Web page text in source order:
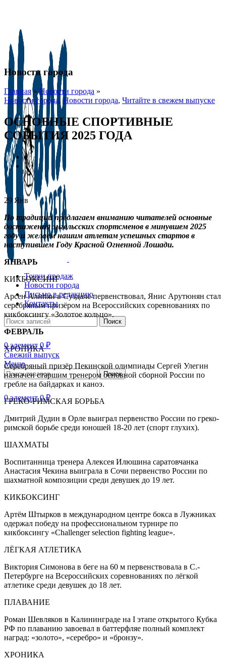
Точки продаж
Новости города
Письмо в редакцию
Контакты
Поиск
0элемент 0 ₽
Свежий выпуск
Меню
Поиск
0элемент 0₽
Новости города
Главная»Новости города »
Новости города,Новости города, Читайте в свежем выпуске
ОСНОВНЫЕ СПОРТИВНЫЕ
СОБЫТИЯ 2025 ГОДА
29 Янв
По традиции предлагаем вниманию читателей основные
достижения энгельсских спортсменов в минувшем 2025
году и желаем нашим атлетам успешных стартов в
наступившем Году Красной Огненной Лошади.
ЯНВАРЬ
КИКБОКСИНГ
Арсен Алипян в Суздале первенствовал, Янис Арутюнян стал
серебряным призёром на Всероссийских соревнованиях по
кикбоксингу «Золотое кольцо».
ФЕВРАЛЬ
ХРОНИКА
Серебряный призёр Пекинской олимпиады Сергей Улегин
назначен старшим тренером основной сборной России по
гребле на байдарках и каноэ.
ГРЕКО-РИМСКАЯ БОРЬБА
Дмитрий Дудин в Орле выиграл первенство России по греко-
римской борьбе среди юношей 18-20 лет (спорт глухих).
ШАХМАТЫ
Воспитанница тренера Алексея Илюшина саратовчанка
Анастасия Чекина выиграла в Сочи первенство России по
шахматной композиции среди девушек до 19 лет.
КИКБОКСИНГ
Артём Штырков в международном центре бокса в Лужниках
одержал победу на профессиональном турнире по
кикбоксингу «Challenger selection fighting league».
ЛЁГКАЯ АТЛЕТИКА
Виктория Симонова в беге на 60 м первенствовала в С.-
Петербурге на Всероссийских соревнованиях по лёгкой
атлетике среди девушек до 18 лет.
ПЛАВАНИЕ
Роман Шевляков в Калининграде на I этапе открытого Кубка
РФ по плаванию завоевал в баттерфляе полный комплект
наград: «золото», «серебро» и «бронзу».
ХРОНИКА